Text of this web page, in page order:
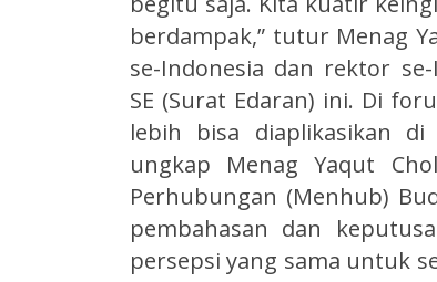
berdampak,” tutur Menag
se-Indonesia dan rektor
SE (Surat Edaran) ini. Di
lebih bisa diaplikasikan
ungkap Menag Yaqut
Perhubungan (Menhub)
pembahasan dan
persepsi yang sama untuk